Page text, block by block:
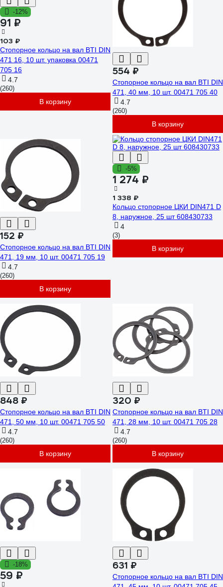
-12%
91 ₽
103 ₽
Стопорное кольцо на вал BTI DIN
471 16, 10 шт. упаковка 00471
705 16
4.7
(260)
В корзину
554 ₽
Стопорное кольцо на вал BTI DIN
471, 40 мм, 10 шт. 00471 705 40
4.7
(260)
В корзину
152 ₽
Стопорное кольцо на вал BTI DIN
471, 19 мм, 10 шт. 00471 705 19
4.7
(260)
В корзину
-5%
1 274 ₽
1 338 ₽
Кольцо стопорное ЦКИ DIN471 D
8, наружное, 25 шт 608430733
4
(3)
В корзину
848 ₽
Стопорное кольцо на вал BTI DIN
471, 50 мм, 10 шт. 00471 705 50
4.7
(260)
В корзину
320 ₽
Стопорное кольцо на вал BTI DIN
471, 28 мм, 10 шт. 00471 705 28
4.7
(260)
В корзину
-18%
59 ₽
631 ₽
Стопорное кольцо на вал BTI DIN